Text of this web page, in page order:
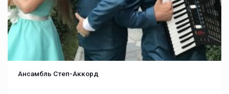
Ансамбль Степ-Аккорд